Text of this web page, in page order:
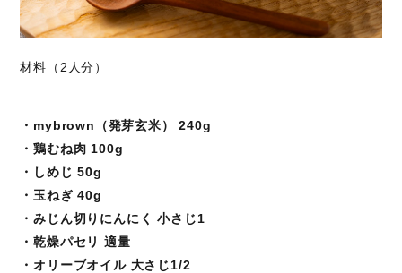
材料（2人分）
・mybrown（発芽玄米） 240g
・鶏むね肉 100g
・しめじ 50g
・玉ねぎ 40g
・みじん切りにんにく 小さじ1
・乾燥パセリ 適量
・オリーブオイル 大さじ1/2